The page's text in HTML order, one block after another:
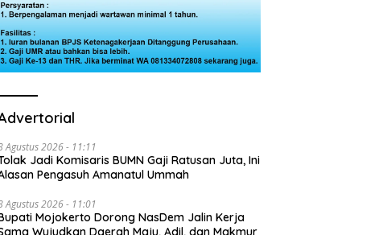
Agustus 2026 - 11:11
Jadi Komisaris BUMN Gaji Ratusan Juta, Ini
Pengasuh Amanatul Ummah
Agustus 2026 - 11:01
Mojokerto Dorong NasDem Jalin Kerja
Wujudkan Daerah Maju, Adil, dan Makmur